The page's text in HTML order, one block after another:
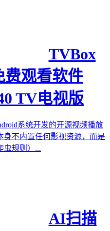
TVBox
费观看软件
TV电视版
系统开发的开源视频播放
身不内置任何影视资源，而是
虫规则）...
AI扫描